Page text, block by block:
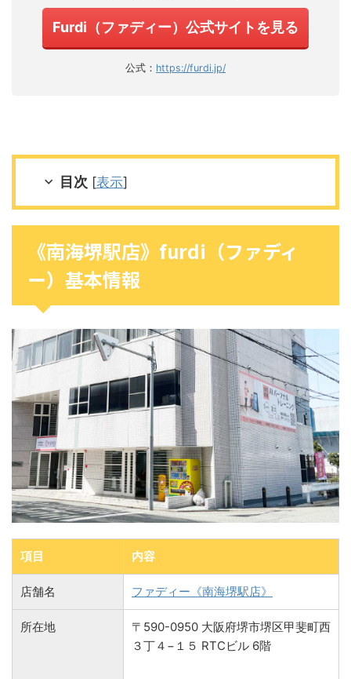
Furdi（ファディー）公式サイトを見る
公式： https://furdi.jp/
目次 [表示]
《南海堺駅店》furdi（ファディ
ー）基本情報
項目 内容
店舗名 ファディー《南海堺駅店》
所在地
〒590-0950 大阪府堺市堺区甲斐町西
３丁４−１５ RTCビル 6階